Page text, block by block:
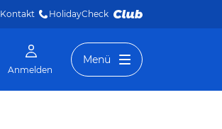
Kontakt HolidayCheck
Anmelden
Menü